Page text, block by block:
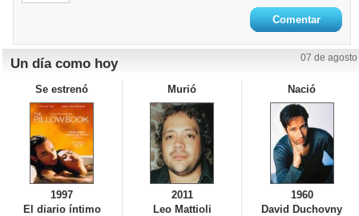
Un día como hoy 07 de agosto
Se estrenó
1997
El diario íntimo
Murió
2011
Leo Mattioli
Nació
1960
David Duchovny